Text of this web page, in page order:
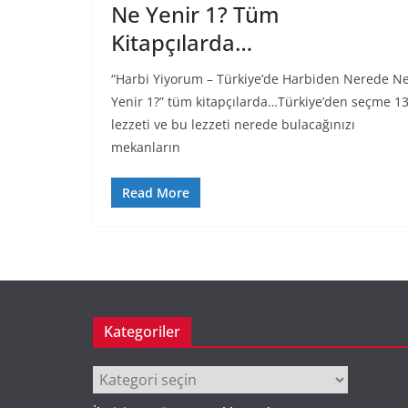
Ne Yenir 1? Tüm
Kitapçılarda…
“Harbi Yiyorum – Türkiye’de Harbiden Nerede
Yenir 1?” tüm kitapçılarda…Türkiye’den seçme
lezzeti ve bu lezzeti nerede bulacağınızı
mekanların
Read More
Kategoriler
Kategoriler